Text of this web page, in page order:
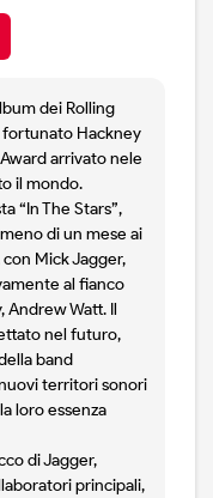
dei Rolling
fortunato Hackney
arrivato nele
il mondo.
“In The Stars”,
di un mese ai
Mick Jagger,
al fianco
Watt. Il
nel futuro,
band
territori sonori
loro essenza
di Jagger,
principali,